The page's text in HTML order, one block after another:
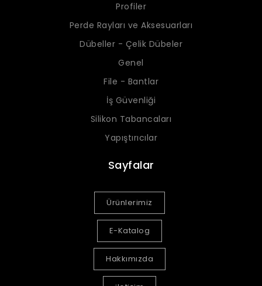
Profiler
Perde Rayları ve Aksesuarları
Dübeller - Çelik Dübeler
Genel
File - Bantlar
İş Güvenliği
Silikon Tabancaları
Yapıştırıcılar
Sayfalar
Ürünlerimiz
E-Katalog
Hakkımızda